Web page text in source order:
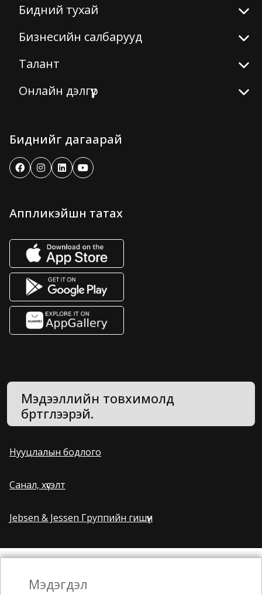
Бидний тухай
Бизнесийн салбарууд
Талант
Онлайн дэлгүүр
Биднийг дагаарай
Аппликэйшн татах
Мэдээллийн товхимолд
бүртгүүлээрэй.
Нууцлалын бодлого
Санал, хүсэлт
Jebsen & Jessen Группийн гишүүн
Мэдэгдэл